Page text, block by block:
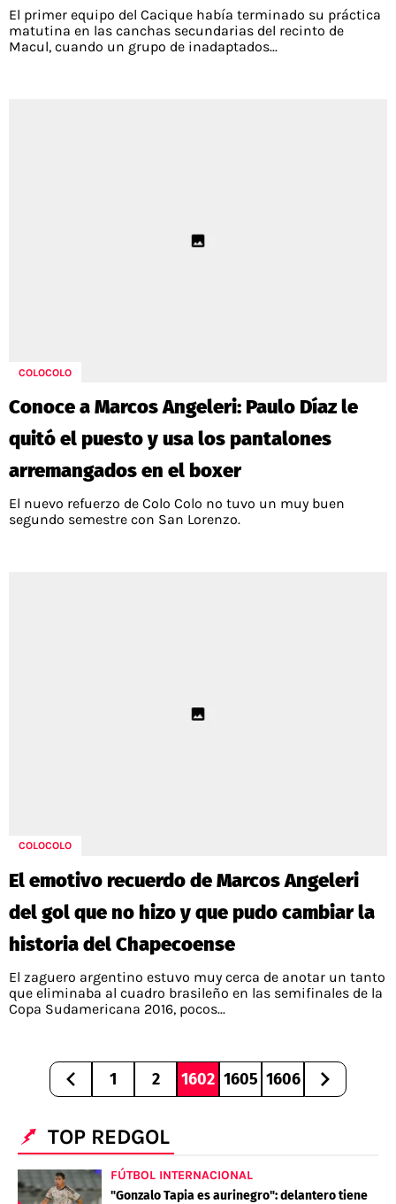
El primer equipo del Cacique había terminado su práctica
matutina en las canchas secundarias del recinto de
Macul, cuando un grupo de inadaptados...
COLOCOLO
Conoce a Marcos Angeleri: Paulo Díaz le
quitó el puesto y usa los pantalones
arremangados en el boxer
El nuevo refuerzo de Colo Colo no tuvo un muy buen
segundo semestre con San Lorenzo.
COLOCOLO
El emotivo recuerdo de Marcos Angeleri
del gol que no hizo y que pudo cambiar la
historia del Chapecoense
El zaguero argentino estuvo muy cerca de anotar un tanto
que eliminaba al cuadro brasileño en las semifinales de la
Copa Sudamericana 2016, pocos...
1 2 1602 1605 1606
TOP REDGOL
FÚTBOL INTERNACIONAL
"Gonzalo Tapia es aurinegro": delantero tiene